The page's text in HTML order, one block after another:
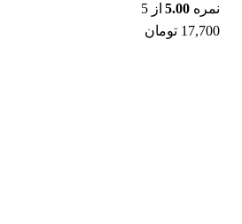
نمره 5.00از 5
17,700 تومان